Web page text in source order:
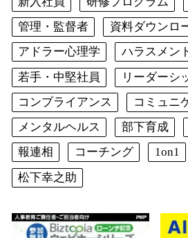
管理・監督者
資料ダウンロ
アドラー心理学
ハラスメン
若手・中堅社員
リーダーシ
コンプライアンス
コミュニ
メンタルヘルス
部下育成
報連相
コーチング 1on1
松下幸之助